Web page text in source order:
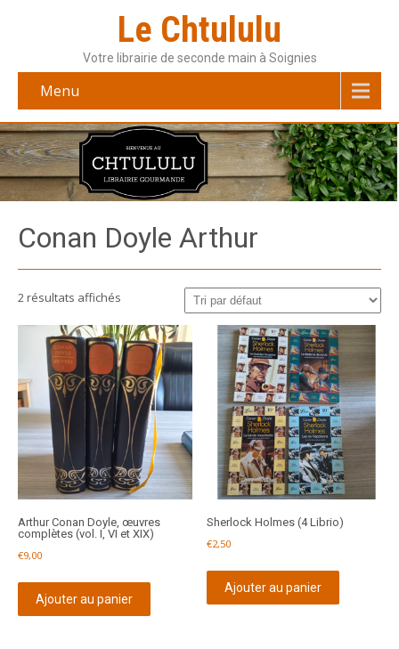
Le Chtululu
Votre librairie de seconde main à Soignies
Menu
Conan Doyle Arthur
2 résultats affichés
Arthur Conan Doyle, œuvres
complètes (vol. I, VI et XIX)
€9,00
Ajouter au panier
Sherlock Holmes (4 Librio)
€2,50
Ajouter au panier